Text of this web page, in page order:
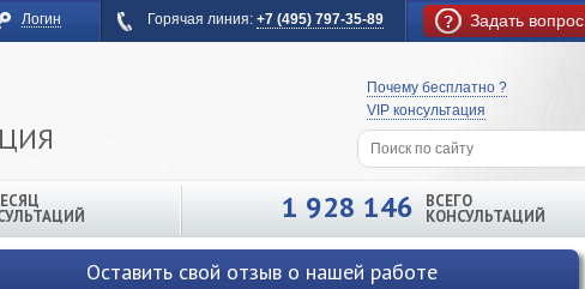
Логин Горячая линия: +7 (495) 797-35-89 Задать вопрос
Почему бесплатно ?
VIP консультация
1 928 146 ВСЕГО
КОНСУЛЬТАЦИЙ
Оставить свой отзыв о нашей работе